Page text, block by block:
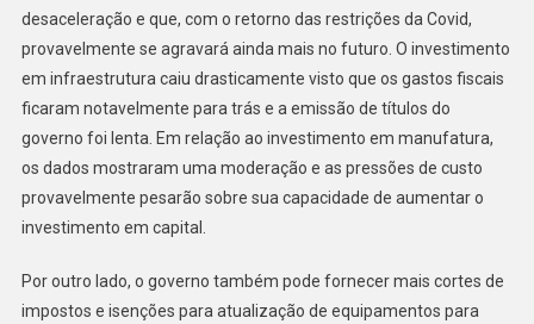
desaceleração e que, com o retorno das restrições da Covid,
provavelmente se agravará ainda mais no futuro. O investimento
em infraestrutura caiu drasticamente visto que os gastos fiscais
ficaram notavelmente para trás e a emissão de títulos do
governo foi lenta. Em relação ao investimento em manufatura,
os dados mostraram uma moderação e as pressões de custo
provavelmente pesarão sobre sua capacidade de aumentar o
investimento em capital.
Por outro lado, o governo também pode fornecer mais cortes de
impostos e isenções para atualização de equipamentos para